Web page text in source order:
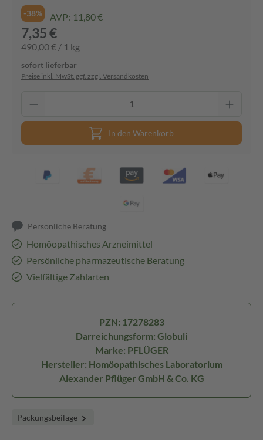
-38% AVP: 11,80 €
7,35 €
490,00 € / 1 kg
sofort lieferbar
Preise inkl. MwSt. ggf. zzgl. Versandkosten
In den Warenkorb
Persönliche Beratung
Homöopathisches Arzneimittel
Persönliche pharmazeutische Beratung
Vielfältige Zahlarten
PZN: 17278283
Darreichungsform: Globuli
Marke: PFLÜGER
Hersteller: Homöopathisches Laboratorium
Alexander Pflüger GmbH & Co. KG
Packungsbeilage